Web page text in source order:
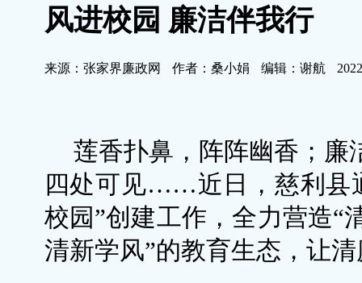
风进校园 廉洁伴我行
来源：张家界廉政网 作者：桑小娟 编辑：谢航
莲香扑鼻，阵阵幽香；廉
四处可见……近日，慈利县
校园”创建工作，全力营造“
清新学风”的教育生态，让